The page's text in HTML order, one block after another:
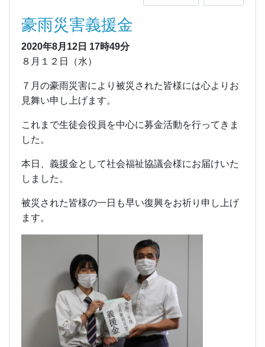
豪雨災害義援金
2020年8月12日 17時49分
８月１２日（水）
７月の豪雨災害により被災された皆様には心よりお
見舞い申し上げます。
これまで生徒会役員を中心に募金活動を行ってきま
した。
本日、義援金として社会福祉協議会様にお届けいた
しました。
被災された皆様の一日も早い復興をお祈り申し上げ
ます。